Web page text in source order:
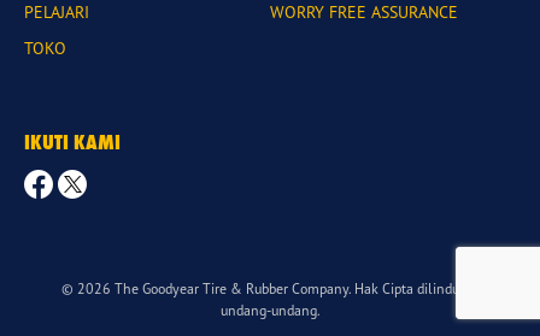
PELAJARI
TOKO
WORRY FREE ASSURANCE
IKUTI KAMI
© 2026 The Goodyear Tire & Rubber Company. Hak Cipta dilindungi
undang-undang.